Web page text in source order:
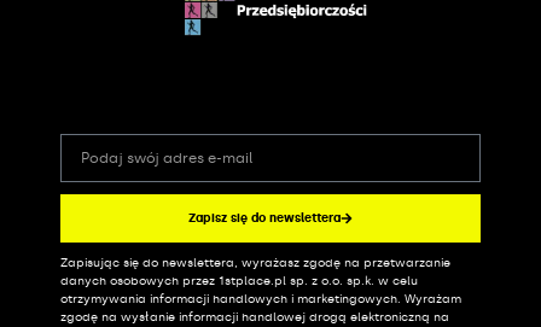
Zapisz się do newslettera
Alternative:
Zapisując się do newslettera, wyrażasz zgodę na przetwarzanie
danych osobowych przez 1stplace.pl sp. z o.o. sp.k. w celu
otrzymywania informacji handlowych i marketingowych. Wyrażam
zgodę na wysłanie informacji handlowej drogą elektroniczną na